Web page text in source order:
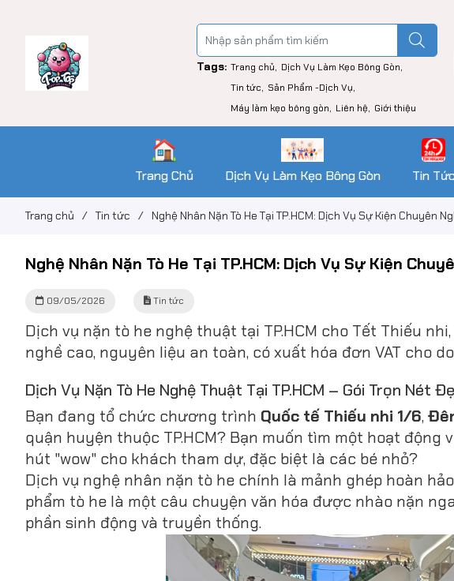
Tags: Trang chủ
Dịch Vụ Làm Kẹo Bông Gòn
Tin tức
Sản Phẩm -Dịch Vụ
Máy làm kẹo bông gòn
Liên hệ Giới thiệu
Trang Chủ Dịch Vụ Làm Kẹo Bông Gòn Tin Tức
Trang chủ / Tin tức / Nghệ Nhân Nặn Tò He Tại TP.HCM: Dịch Vụ Sự Kiện Chuyên
Nghệ Nhân Nặn Tò He Tại TP.HCM: Dịch Vụ Sự Kiện
09/05/2026 Tin tức
Dịch vụ nặn tò he nghệ thuật tại TP.HCM cho Tết Thiếu
nghề cao, nguyên liệu an toàn, có xuất hóa đơn VAT cho
Dịch Vụ Nặn Tò He Nghệ Thuật Tại TP.HCM – Gói Trọn Nét
Bạn đang tổ chức chương trình Quốc tế Thiếu nhi 1/6,
quận huyện thuộc TP.HCM? Bạn muốn tìm một hoạt
hút "wow" cho khách tham dự, đặc biệt là các bé nhỏ?
Dịch vụ nghệ nhân nặn tò he chính là mảnh ghép hoàn
phẩm tò he là một câu chuyện văn hóa được nhào nặn
phần sinh động và truyền thống.